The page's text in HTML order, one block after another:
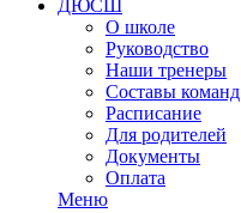
ДЮСШ
О школе
Руководство
Наши тренеры
Составы команд
Расписание
Для родителей
Документы
Оплата
Меню